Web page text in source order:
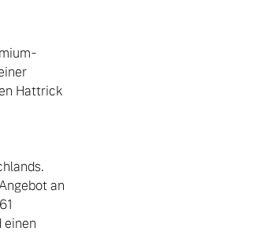
Hattrick
an
einen